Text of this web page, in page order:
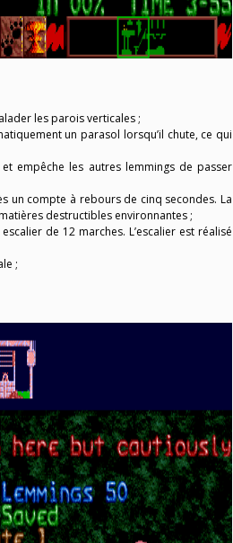
les parois verticales ;
un parasol lorsqu’il chute, ce qui
empêche les autres lemmings de passer
un compte à rebours de cinq secondes. La
destructibles environnantes ;
de 12 marches. L’escalier est réalisé
;